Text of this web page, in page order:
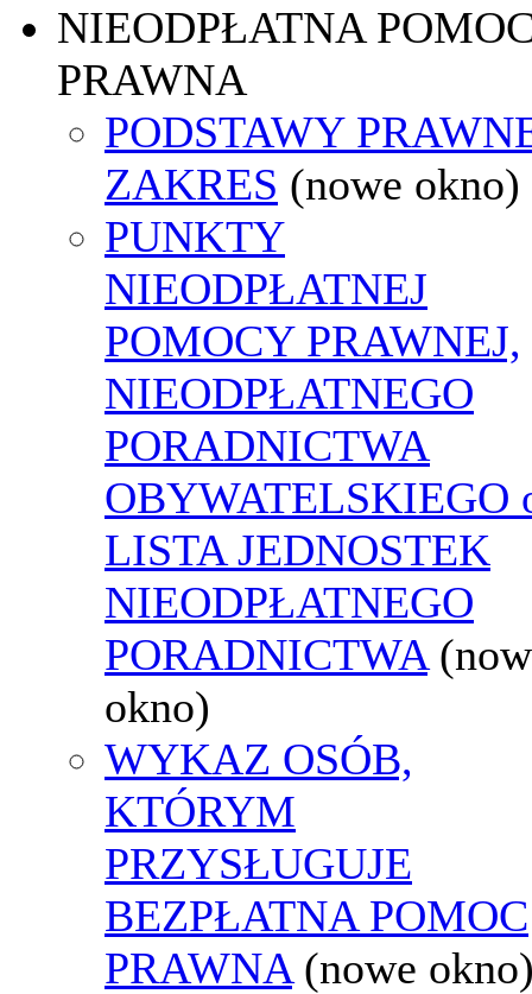
NIEODPŁATNA
PRAWNA
PODSTAWY
ZAKRES (nowe okno)
PUNKTY
NIEODPŁATNEJ
POMOCY PRAWNEJ,
NIEODPŁATNEGO
PORADNICTWA
OBYWATELSKIEGO
LISTA JEDNOSTEK
NIEODPŁATNEGO
PORADNICTWA
okno)
WYKAZ OSÓB,
KTÓRYM
PRZYSŁUGUJE
BEZPŁATNA POMOC
PRAWNA (nowe